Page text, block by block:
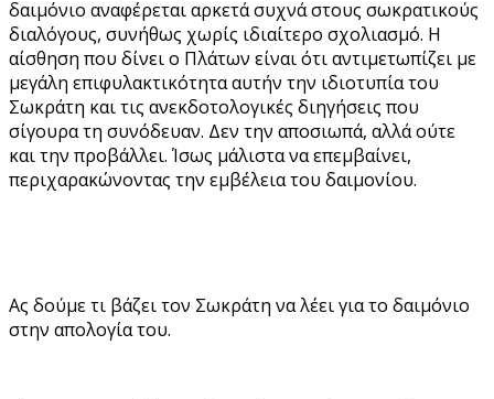
δαιμόνιο αναφέρεται αρκετά συχνά στους σωκρατικούς
διαλόγους, συνήθως χωρίς ιδιαίτερο σχολιασμό. Η
αίσθηση που δίνει ο Πλάτων είναι ότι αντιμετωπίζει με
μεγάλη επιφυλακτικότητα αυτήν την ιδιοτυπία του
Σωκράτη και τις ανεκδοτολογικές διηγήσεις που
σίγουρα τη συνόδευαν. Δεν την αποσιωπά, αλλά ούτε
και την προβάλλει. Ίσως μάλιστα να επεμβαίνει,
περιχαρακώνοντας την εμβέλεια του δαιμονίου.
Ας δούμε τι βάζει τον Σωκράτη να λέει για το δαιμόνιο
στην απολογία του.